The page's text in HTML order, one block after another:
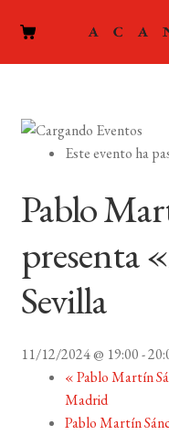
Este evento ha
Pablo
presenta
Sevilla
11/12/2024 @ 19:00-
«Pablo Martín
Madrid
Pablo Martín